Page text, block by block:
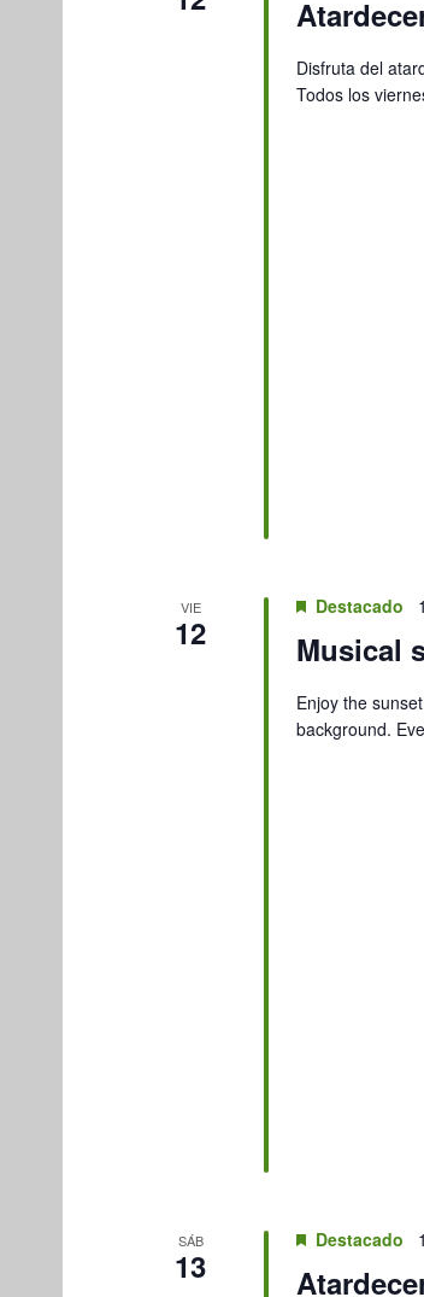
Disfruta del
Todos los
VIE
12 Musical
Destacado
Enjoy the
background.
SÁB
13
Destacado